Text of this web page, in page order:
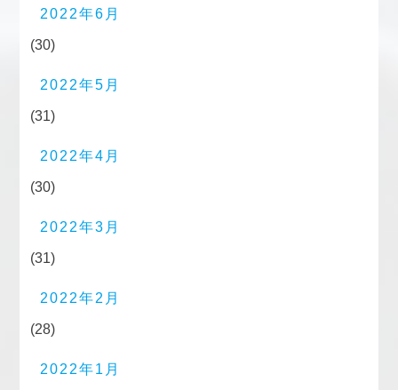
2022年6月
(30)
2022年5月
(31)
2022年4月
(30)
2022年3月
(31)
2022年2月
(28)
2022年1月